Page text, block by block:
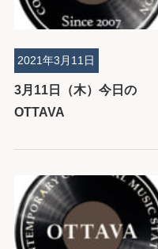
3月11日（木）今日の
OTTAVA
2021年3月11日